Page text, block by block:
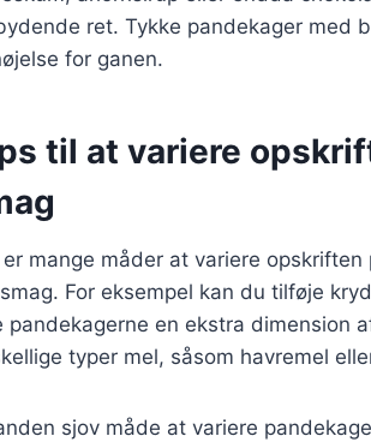
ret. Tykke pandekager med
for ganen.
til at variere
er mange måder at variere
For eksempel kan du tilføje
pandekagerne en ekstra dimension
typer mel, såsom havremel
sjov måde at variere